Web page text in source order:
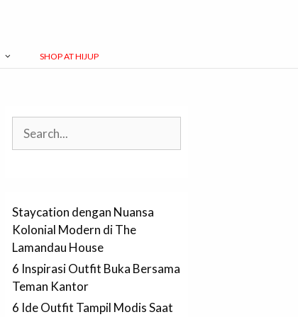
SHOP AT HIJUP
Staycation dengan Nuansa
Kolonial Modern di The
Lamandau House
6 Inspirasi Outfit Buka Bersama
Teman Kantor
6 Ide Outfit Tampil Modis Saat